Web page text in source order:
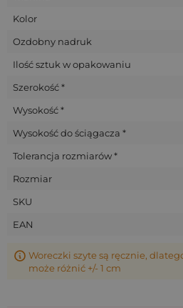
Rodzaju suszu
tego, jak bardzo chcesz go
Na przykład:
suszonej lawendy.
Kolor
Ozdobny nadruk
Ilość sztuk w opakowaniu
Szerokość *
Wysokość *
Wysokość do ściągacza *
Tolerancja rozmiarów *
Rozmiar
SKU
EAN
Woreczki szyte są ręcznie,
może różnić +/- 1 cm